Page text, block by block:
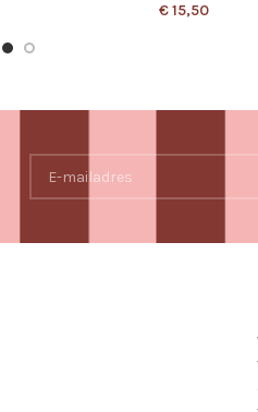
€15,50